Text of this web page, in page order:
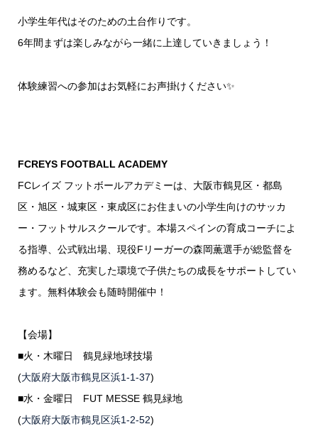
小学生年代はそのための土台作りです。
6年間まずは楽しみながら一緒に上達していきましょう！
体験練習への参加はお気軽にお声掛けください✨
FCREYS FOOTBALL ACADEMY
FCレイズ フットボールアカデミーは、大阪市鶴見区・都島
区・旭区・城東区・東成区にお住まいの小学生向けのサッカ
ー・フットサルスクールです。本場スペインの育成コーチによ
る指導、公式戦出場、現役Fリーガーの森岡薫選手が総監督を
務めるなど、充実した環境で子供たちの成長をサポートしてい
ます。無料体験会も随時開催中！
【会場】
■火・木曜日 鶴見緑地球技場
(大阪府大阪市鶴見区浜1-1-37)
■水・金曜日 FUT MESSE 鶴見緑地
(大阪府大阪市鶴見区浜1-2-52)